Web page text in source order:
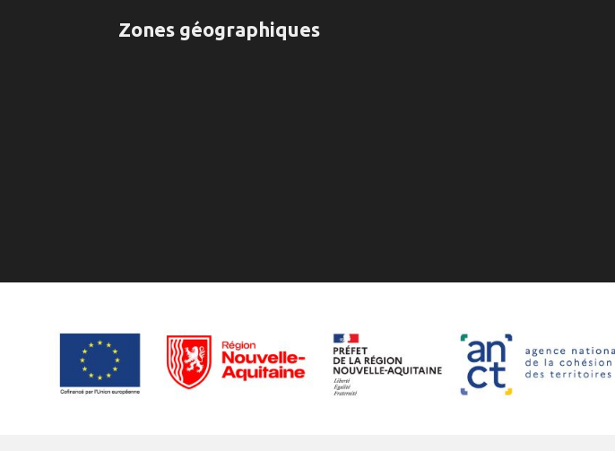
Zones géographiques